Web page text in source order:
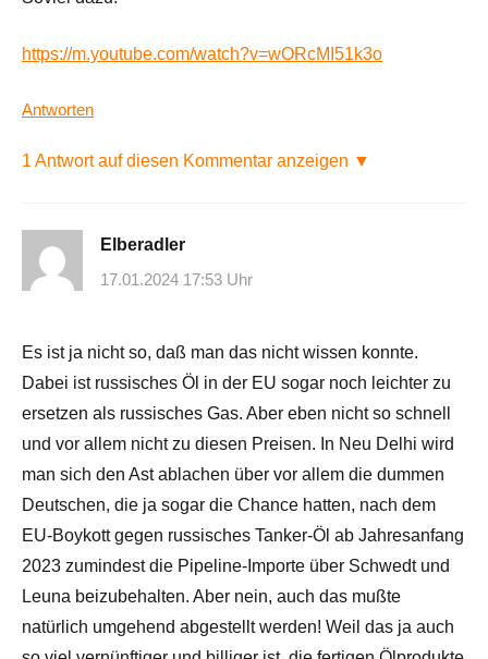
https://m.youtube.com/watch?v=wORcMI51k3o
Antworten
1 Antwort auf diesen Kommentar anzeigen ▼
Elberadler
17.01.2024 17:53 Uhr
Es ist ja nicht so, daß man das nicht wissen konnte.
Dabei ist russisches Öl in der EU sogar noch leichter zu
ersetzen als russisches Gas. Aber eben nicht so schnell
und vor allem nicht zu diesen Preisen. In Neu Delhi wird
man sich den Ast ablachen über vor allem die dummen
Deutschen, die ja sogar die Chance hatten, nach dem
EU-Boykott gegen russisches Tanker-Öl ab Jahresanfang
2023 zumindest die Pipeline-Importe über Schwedt und
Leuna beizubehalten. Aber nein, auch das mußte
natürlich umgehend abgestellt werden! Weil das ja auch